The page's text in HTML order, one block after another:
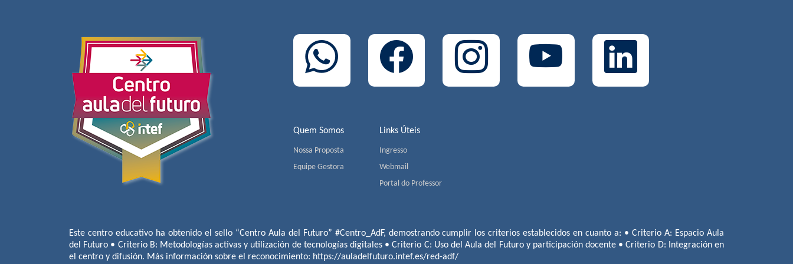
Quem Somos
Nossa Proposta
Equipe Gestora
Links Úteis
Ingresso
Webmail
Portal do Professor
Este centro educativo ha obtenido el sello “Centro Aula del Futuro” #Centro_AdF, demostrando cumplir los criterios establecidos en cuanto a: • Criterio A: Espacio Aula
del Futuro • Criterio B: Metodologías activas y utilización de tecnologías digitales • Criterio C: Uso del Aula del Futuro y participación docente • Criterio D: Integración en
el centro y difusión. Más información sobre el reconocimiento: https://auladelfuturo.intef.es/red-adf/